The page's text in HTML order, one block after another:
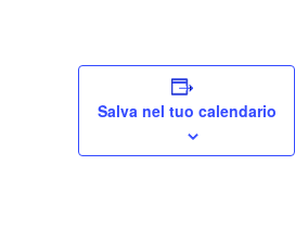
Salva nel tuo calendario